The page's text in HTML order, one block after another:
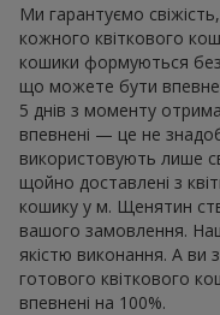
Ми гарантуємо свіжість,
кожного квіткового
кошики формуються
що можете бути
5 днів з моменту
впевнені — це не
використовують лише
щойно доставлені з
кошику у м. Щенятин
вашого замовлення.
якістю виконання. А
готового квіткового
впевнені на 100%.